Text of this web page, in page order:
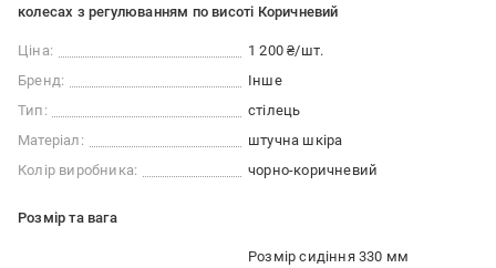
колесах з регулюванням по висоті Коричневий
Ціна:
1 200 ₴/шт.
Бренд:
Інше
Тип:
стілець
Матеріал:
штучна шкіра
Колір виробника:
чорно-коричневий
Розмір та вага
Розмір сидіння 330 мм